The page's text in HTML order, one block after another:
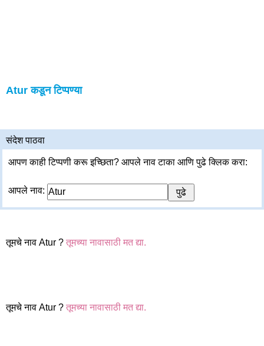
Atur कडून टिप्पण्या
संदेश पाठवा
आपण काही टिप्पणी करू इच्छिता? आपले नाव टाका आणि पुढे क्लिक करा:
आपले नाव:
तूमचे नाव Atur ? तूमच्या नावासाठी मत द्या.
तूमचे नाव Atur ? तूमच्या नावासाठी मत द्या.